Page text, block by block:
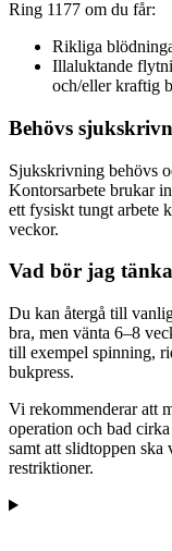
Ring 1177 om du får:
Rikliga
Illaluktande
och/eller kraftig
Behövs
Sjukskrivning behövs
Kontorsarbete brukar
ett fysiskt tungt arbete
veckor.
Vad bör jag
Du kan återgå till
bra, men vänta 6–8
till exempel spinning,
bukpress.
Vi rekommenderar att
operation och bad
samt att slidtoppen ska
restriktioner.